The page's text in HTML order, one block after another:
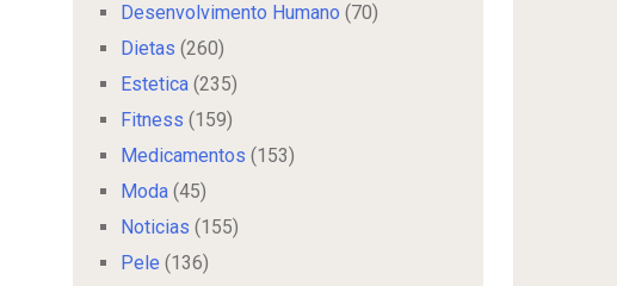
Desenvolvimento Humano (70)
Dietas (260)
Estetica (235)
Fitness (159)
Medicamentos (153)
Moda (45)
Noticias (155)
Pele (136)